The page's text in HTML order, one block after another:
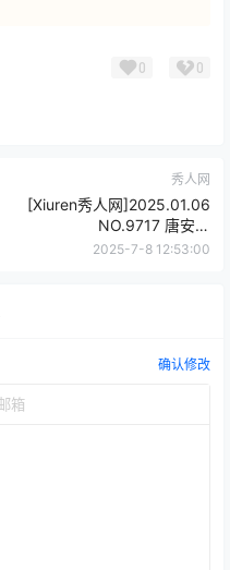
0 0
秀人网
[Xiuren秀人网]2025.01.06
NO.9717 唐安琪
[79+1P/706MB]
2025-7-8 12:53:00
确认修改